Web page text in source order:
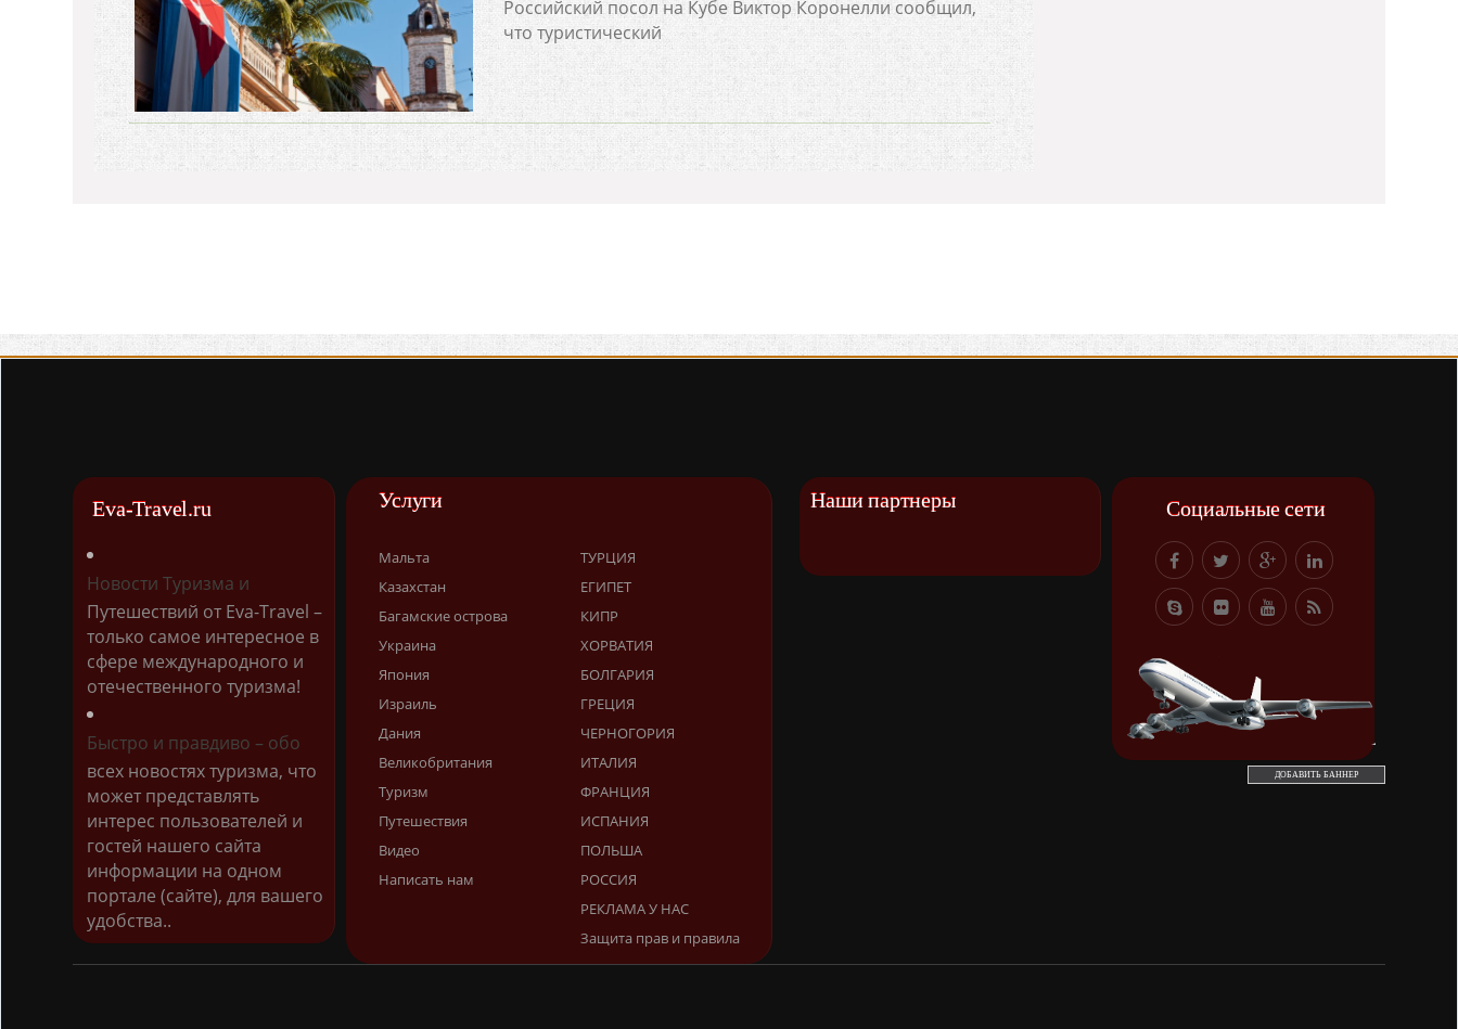
Российский посол на Кубе Виктор Коронелли сообщил,
что туристический
Eva-Travel.ru
Новости Туризма и
Путешествий от Eva-Travel –
только самое интересное в
сфере международного и
отечественного туризма!
Быстро и правдиво – обо
всех новостях туризма, что
может представлять
интерес пользователей и
гостей нашего сайта
информации на одном
портале (сайте), для вашего
удобства..
Услуги
Мальта
Казахстан
Багамские острова
Украина
Япония
Израиль
Дания
Великобритания
Туризм
Путешествия
Видео
Написать нам
ТУРЦИЯ
ЕГИПЕТ
КИПР
ХОРВАТИЯ
БОЛГАРИЯ
ГРЕЦИЯ
ЧЕРНОГОРИЯ
ИТАЛИЯ
ФРАНЦИЯ
ИСПАНИЯ
ПОЛЬША
РОССИЯ
РЕКЛАМА У НАС
Защита прав и правила
Наши партнеры Социальные сети
ДОБАВИТЬ БАННЕР